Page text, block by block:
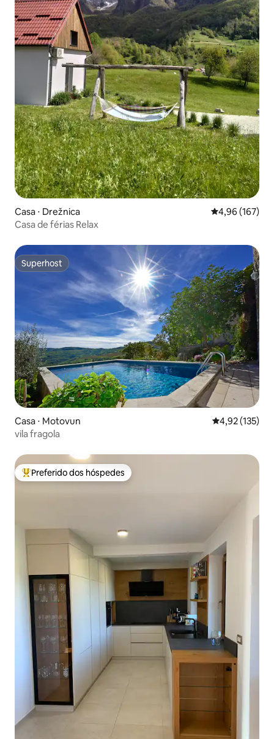
Casa ⋅ Drežnica 4,96 de uma
4,96 (167)
Casa de férias Relax
Superhost
Superhost
Casa ⋅ Motovun 4,92 de uma
4,92 (135)
vila fragola
Entre os melhores preferidos dos hóspedes
Preferido dos hóspedes